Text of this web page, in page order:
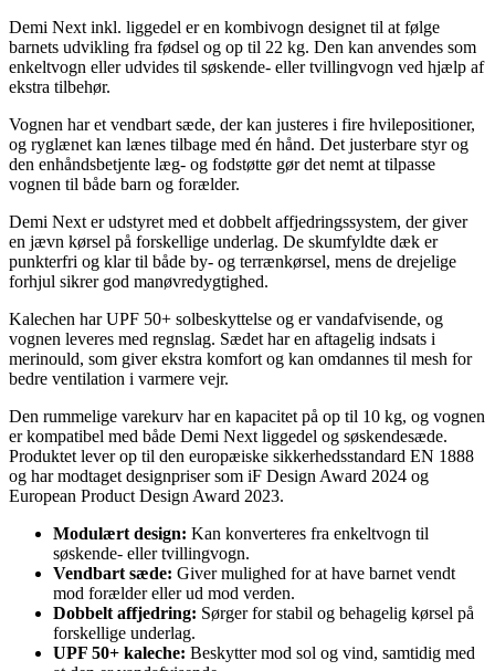
Demi Next inkl. liggedel er en kombivogn designet til at følge
barnets udvikling fra fødsel og op til 22 kg. Den kan anvendes som
enkeltvogn eller udvides til søskende- eller tvillingvogn ved hjælp af
ekstra tilbehør.
Vognen har et vendbart sæde, der kan justeres i fire hvilepositioner,
og ryglænet kan lænes tilbage med én hånd. Det justerbare styr og
den enhåndsbetjente læg- og fodstøtte gør det nemt at tilpasse
vognen til både barn og forælder.
Demi Next er udstyret med et dobbelt affjedringssystem, der giver
en jævn kørsel på forskellige underlag. De skumfyldte dæk er
punkterfri og klar til både by- og terrænkørsel, mens de drejelige
forhjul sikrer god manøvredygtighed.
Kalechen har UPF 50+ solbeskyttelse og er vandafvisende, og
vognen leveres med regnslag. Sædet har en aftagelig indsats i
merinould, som giver ekstra komfort og kan omdannes til mesh for
bedre ventilation i varmere vejr.
Den rummelige varekurv har en kapacitet på op til 10 kg, og vognen
er kompatibel med både Demi Next liggedel og søskendesæde.
Produktet lever op til den europæiske sikkerhedsstandard EN 1888
og har modtaget designpriser som iF Design Award 2024 og
European Product Design Award 2023.
Modulært design: Kan konverteres fra enkeltvogn til
søskende- eller tvillingvogn.
Vendbart sæde: Giver mulighed for at have barnet vendt
mod forælder eller ud mod verden.
Dobbelt affjedring: Sørger for stabil og behagelig kørsel på
forskellige underlag.
UPF 50+ kaleche: Beskytter mod sol og vind, samtidig med